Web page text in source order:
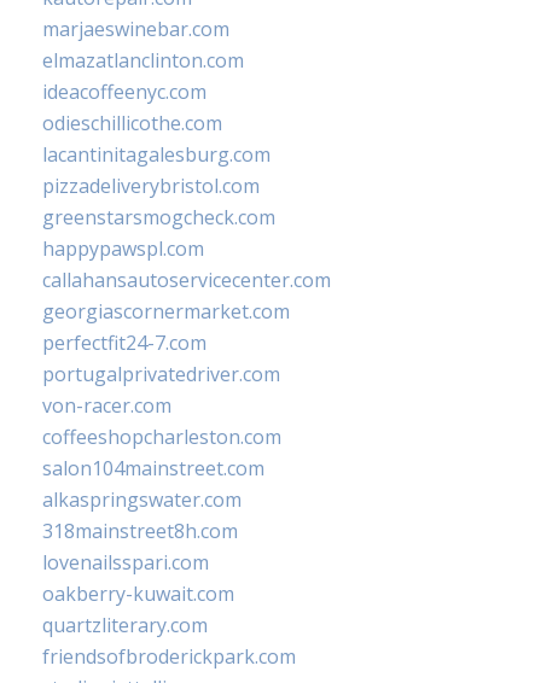
marjaeswinebar.com
elmazatlanclinton.com
ideacoffeenyc.com
odieschillicothe.com
lacantinitagalesburg.com
pizzadeliverybristol.com
greenstarsmogcheck.com
happypawspl.com
callahansautoservicecenter.com
georgiascornermarket.com
perfectfit24-7.com
portugalprivatedriver.com
von-racer.com
coffeeshopcharleston.com
salon104mainstreet.com
alkaspringswater.com
318mainstreet8h.com
lovenailsspari.com
oakberry-kuwait.com
quartzliterary.com
friendsofbroderickpark.com